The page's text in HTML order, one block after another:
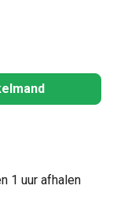
gewenste
1 uur afhalen